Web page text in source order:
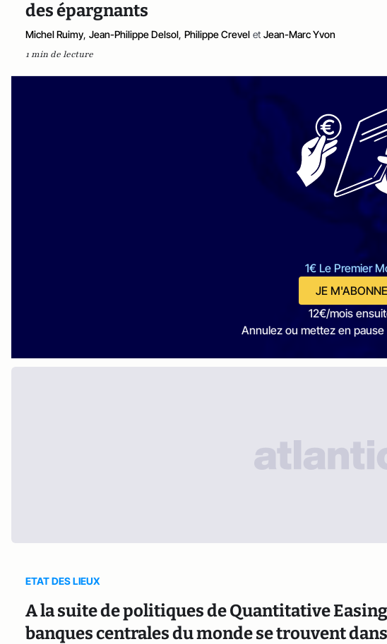
des épargnants
Michel Ruimy, Jean-Philippe Delsol, Philippe Crevel et Jean-Marc Yvon
1 min de lecture
1€ Le Premier
JE M'ABONNE
12€/mois
Annulez ou mettez en
ETAT DES LIEUX
A la suite de politiques de Quantitative
banques centrales du monde se trouvent